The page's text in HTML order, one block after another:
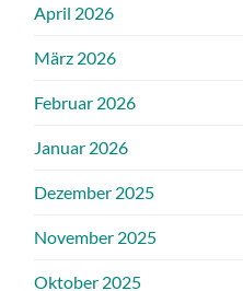
April 2026
März 2026
Februar 2026
Januar 2026
Dezember 2025
November 2025
Oktober 2025